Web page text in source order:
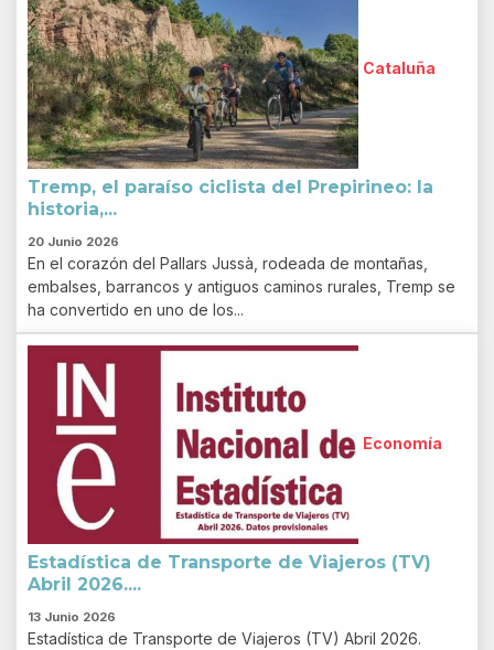
Cataluña
Tremp, el paraíso ciclista del Prepirineo: la
historia,...
20 Junio 2026
En el corazón del Pallars Jussà, rodeada de montañas,
embalses, barrancos y antiguos caminos rurales, Tremp se
ha convertido en uno de los...
Economía
Estadística de Transporte de Viajeros (TV)
Abril 2026....
13 Junio 2026
Estadística de Transporte de Viajeros (TV) Abril 2026.